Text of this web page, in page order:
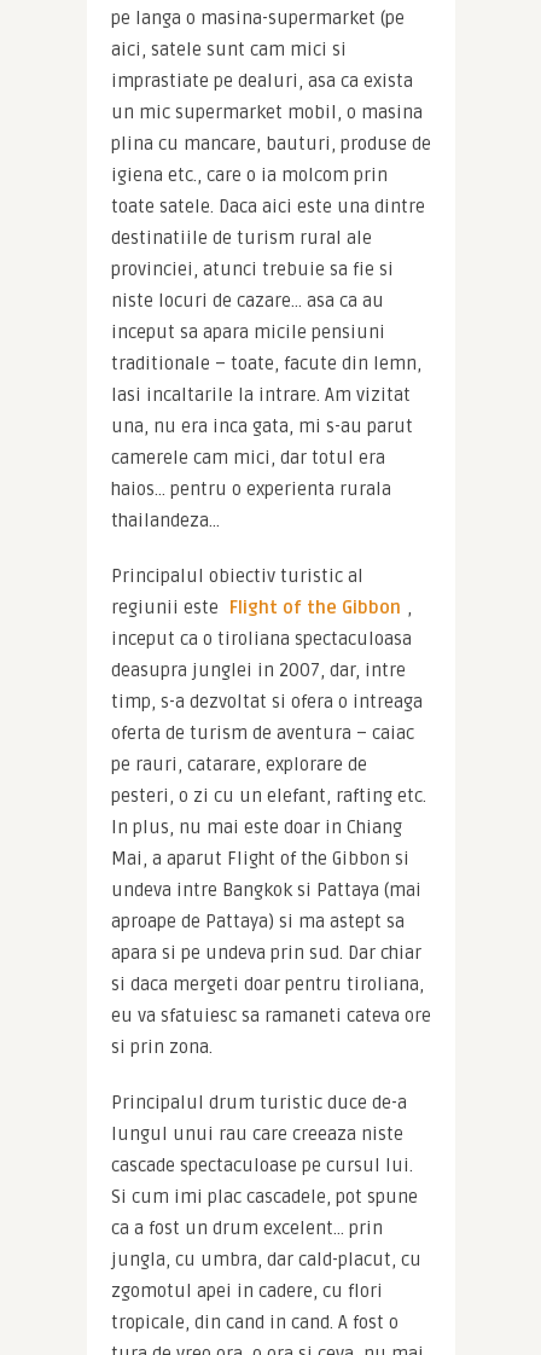
pe langa o masina-supermarket (pe
aici, satele sunt cam mici si
imprastiate pe dealuri, asa ca exista
un mic supermarket mobil, o masina
plina cu mancare, bauturi, produse de
igiena etc., care o ia molcom prin
toate satele. Daca aici este una dintre
destinatiile de turism rural ale
provinciei, atunci trebuie sa fie si
niste locuri de cazare… asa ca au
inceput sa apara micile pensiuni
traditionale – toate, facute din lemn,
lasi incaltarile la intrare. Am vizitat
una, nu era inca gata, mi s-au parut
camerele cam mici, dar totul era
haios… pentru o experienta rurala
thailandeza…
Principalul obiectiv turistic al
regiunii este
Flight of the Gibbon ,
inceput ca o tiroliana spectaculoasa
deasupra junglei in 2007, dar, intre
timp, s-a dezvoltat si ofera o intreaga
oferta de turism de aventura – caiac
pe rauri, catarare, explorare de
pesteri, o zi cu un elefant, rafting etc.
In plus, nu mai este doar in Chiang
Mai, a aparut Flight of the Gibbon si
undeva intre Bangkok si Pattaya (mai
aproape de Pattaya) si ma astept sa
apara si pe undeva prin sud. Dar chiar
si daca mergeti doar pentru tiroliana,
eu va sfatuiesc sa ramaneti cateva ore
si prin zona.
Principalul drum turistic duce de-a
lungul unui rau care creeaza niste
cascade spectaculoase pe cursul lui.
Si cum imi plac cascadele, pot spune
ca a fost un drum excelent… prin
jungla, cu umbra, dar cald-placut, cu
zgomotul apei in cadere, cu flori
tropicale, din cand in cand. A fost o